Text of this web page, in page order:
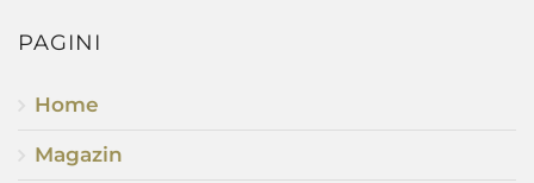
PAGINI
Home
Magazin